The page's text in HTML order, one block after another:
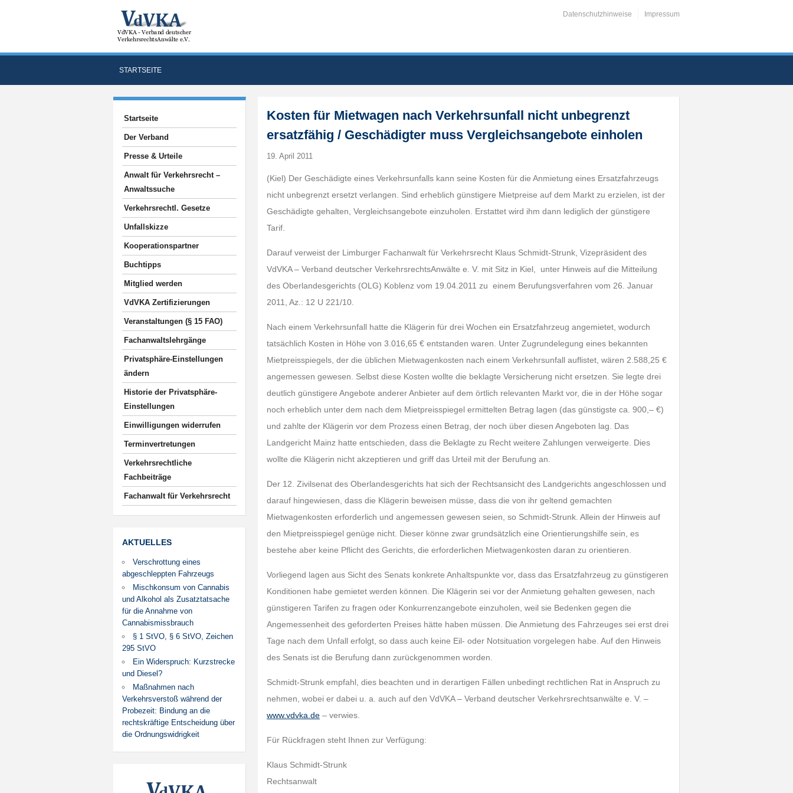
Datenschutzhinweise Impressum
STARTSEITE
Startseite
Der Verband
Presse & Urteile
Anwalt für Verkehrsrecht –
Anwaltssuche
Verkehrsrechtl. Gesetze
Unfallskizze
Kooperationspartner
Buchtipps
Mitglied werden
VdVKA Zertifizierungen
Veranstaltungen (§ 15 FAO)
Fachanwaltslehrgänge
Privatsphäre-Einstellungen
ändern
Historie der Privatsphäre-
Einstellungen
Einwilligungen widerrufen
Terminvertretungen
Verkehrsrechtliche
Fachbeiträge
Fachanwalt für Verkehrsrecht
AKTUELLES
Verschrottung eines
abgeschleppten Fahrzeugs
Mischkonsum von Cannabis
und Alkohol als Zusatztatsache
für die Annahme von
Cannabismissbrauch
§ 1 StVO, § 6 StVO, Zeichen
295 StVO
Ein Widerspruch: Kurzstrecke
und Diesel?
Maßnahmen nach
Verkehrsverstoß während der
Probezeit: Bindung an die
rechtskräftige Entscheidung über
die Ordnungswidrigkeit
Kosten für Mietwagen nach Verkehrsunfall nicht unbegrenzt
ersatzfähig / Geschädigter muss Vergleichsangebote einholen
19. April 2011
(Kiel) Der Geschädigte eines Verkehrsunfalls kann seine Kosten für die Anmietung eines Ersatzfahrzeugs
nicht unbegrenzt ersetzt verlangen. Sind erheblich günstigere Mietpreise auf dem Markt zu erzielen, ist der
Geschädigte gehalten, Vergleichsangebote einzuholen. Erstattet wird ihm dann lediglich der günstigere
Tarif.
Darauf verweist der Limburger Fachanwalt für Verkehrsrecht Klaus Schmidt-Strunk, Vizepräsident des
VdVKA – Verband deutscher VerkehrsrechtsAnwälte e. V. mit Sitz in Kiel, unter Hinweis auf die Mitteilung
des Oberlandesgerichts (OLG) Koblenz vom 19.04.2011 zu einem Berufungsverfahren vom 26. Januar
2011, Az.: 12 U 221/10.
Nach einem Verkehrsunfall hatte die Klägerin für drei Wochen ein Ersatzfahrzeug angemietet, wodurch
tatsächlich Kosten in Höhe von 3.016,65 € entstanden waren. Unter Zugrundelegung eines bekannten
Mietpreisspiegels, der die üblichen Mietwagenkosten nach einem Verkehrsunfall auflistet, wären 2.588,25 €
angemessen gewesen. Selbst diese Kosten wollte die beklagte Versicherung nicht ersetzen. Sie legte drei
deutlich günstigere Angebote anderer Anbieter auf dem örtlich relevanten Markt vor, die in der Höhe sogar
noch erheblich unter dem nach dem Mietpreisspiegel ermittelten Betrag lagen (das günstigste ca. 900,– €)
und zahlte der Klägerin vor dem Prozess einen Betrag, der noch über diesen Angeboten lag. Das
Landgericht Mainz hatte entschieden, dass die Beklagte zu Recht weitere Zahlungen verweigerte. Dies
wollte die Klägerin nicht akzeptieren und griff das Urteil mit der Berufung an.
Der 12. Zivilsenat des Oberlandesgerichts hat sich der Rechtsansicht des Landgerichts angeschlossen und
darauf hingewiesen, dass die Klägerin beweisen müsse, dass die von ihr geltend gemachten
Mietwagenkosten erforderlich und angemessen gewesen seien, so Schmidt-Strunk. Allein der Hinweis auf
den Mietpreisspiegel genüge nicht. Dieser könne zwar grundsätzlich eine Orientierungshilfe sein, es
bestehe aber keine Pflicht des Gerichts, die erforderlichen Mietwagenkosten daran zu orientieren.
Vorliegend lagen aus Sicht des Senats konkrete Anhaltspunkte vor, dass das Ersatzfahrzeug zu günstigeren
Konditionen habe gemietet werden können. Die Klägerin sei vor der Anmietung gehalten gewesen, nach
günstigeren Tarifen zu fragen oder Konkurrenzangebote einzuholen, weil sie Bedenken gegen die
Angemessenheit des geforderten Preises hätte haben müssen. Die Anmietung des Fahrzeuges sei erst drei
Tage nach dem Unfall erfolgt, so dass auch keine Eil- oder Notsituation vorgelegen habe. Auf den Hinweis
des Senats ist die Berufung dann zurückgenommen worden.
Schmidt-Strunk empfahl, dies beachten und in derartigen Fällen unbedingt rechtlichen Rat in Anspruch zu
nehmen, wobei er dabei u. a. auch auf den VdVKA – Verband deutscher Verkehrsrechtsanwälte e. V. –
www.vdvka.de – verwies.
Für Rückfragen steht Ihnen zur Verfügung:
Klaus Schmidt-Strunk
Rechtsanwalt